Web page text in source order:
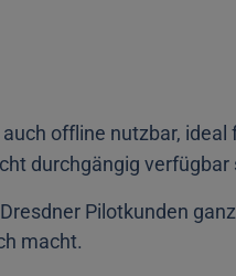
offline nutzbar,
durchgängig verfügbar
Pilotkunden
macht.